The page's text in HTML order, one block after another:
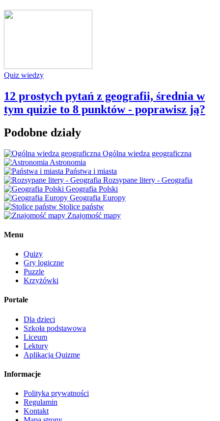
Quiz wiedzy
12 prostych pytań z geografii, średnia w
tym quizie to 8 punktów - poprawisz ją?
Podobne działy
Ogólna wiedza geograficzna
Astronomia
Państwa i miasta
Rozsypane litery - Geografia
Geografia Polski
Geografia Europy
Stolice państw
Znajomość mapy
Menu
Quizy
Gry logiczne
Puzzle
Krzyżówki
Portale
Dla dzieci
Szkoła podstawowa
Liceum
Lektury
Aplikacja Quizme
Informacje
Polityka prywatności
Regulamin
Kontakt